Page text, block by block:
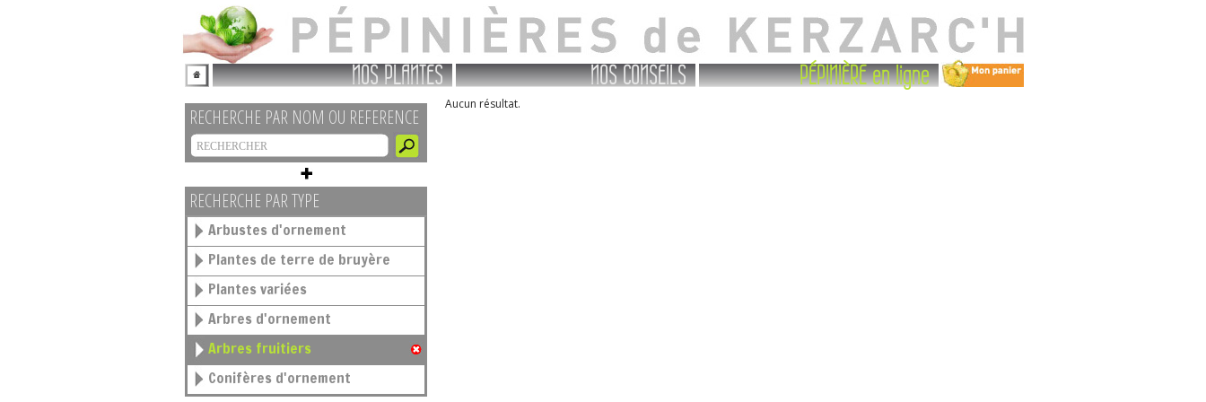
NOS PLANTES NOS CONSEILS PÉPINIÈRE en ligne
RECHERCHE PAR NOM OU REFERENCE
RECHERCHE PAR TYPE
Arbustes d'ornement
Plantes de terre de bruyère
Plantes variées
Arbres d'ornement
Arbres fruitiers
Conifères d'ornement
Aucun résultat.